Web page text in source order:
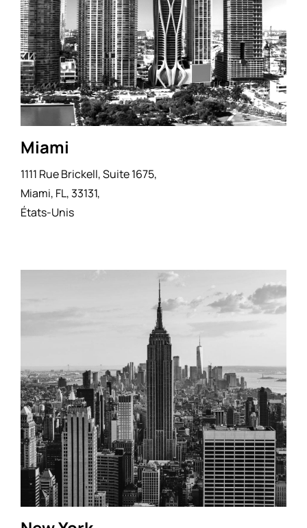
Miami
1111 Rue Brickell, Suite 1675,
Miami, FL, 33131,
États-Unis